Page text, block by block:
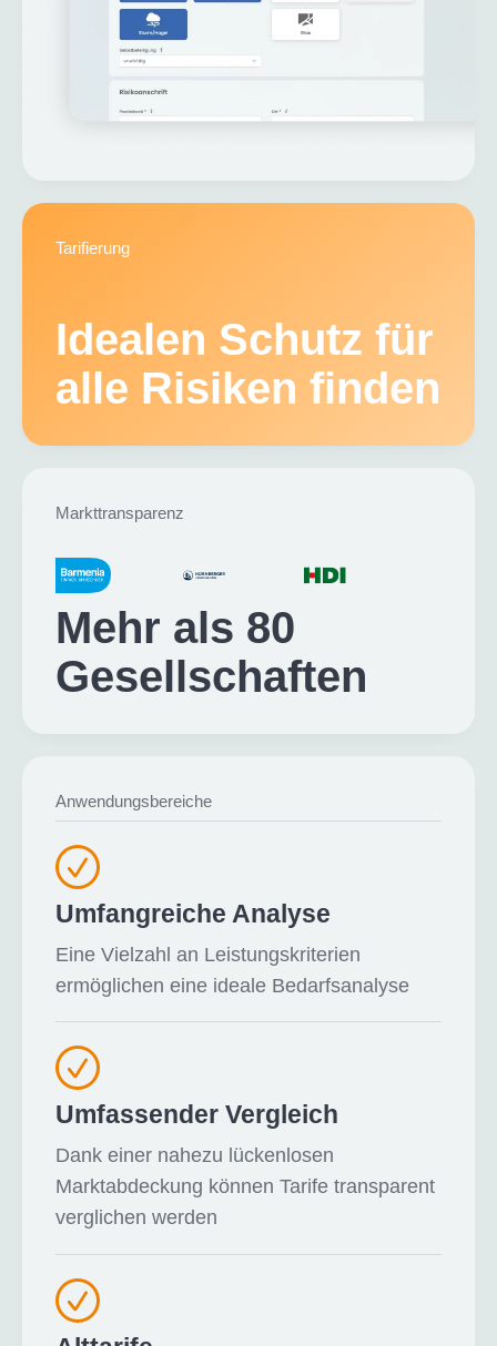
Tarifierung
Idealen Schutz für
alle Risiken finden
Markttransparenz
Mehr als 80
Gesell­schaften
Anwendungsbereiche
Umfangreiche Analyse
Eine Vielzahl an Leistungskriterien
ermöglichen eine ideale Bedarfsanalyse
Umfassender Vergleich
Dank einer nahezu lückenlosen
Marktabdeckung können Tarife transparent
verglichen werden